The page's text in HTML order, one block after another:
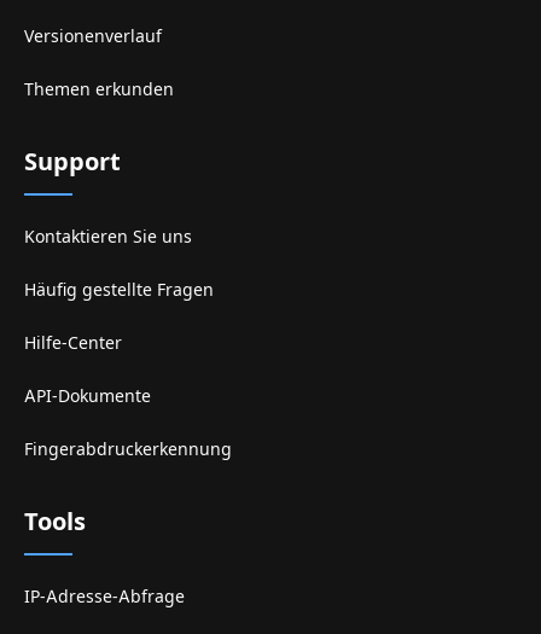
Versionenverlauf
Themen erkunden
Support
Kontaktieren Sie uns
Häufig gestellte Fragen
Hilfe-Center
API-Dokumente
Fingerabdruckerkennung
Tools
IP-Adresse-Abfrage